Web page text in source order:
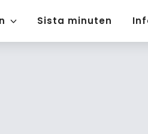
Sista minuten